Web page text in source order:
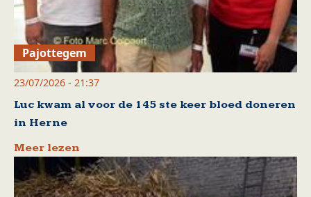
Pajottegem
23/07/2026 - 21:37
Luc kwam al voor de 145 ste keer bloed doneren
in Herne
Meer lezen